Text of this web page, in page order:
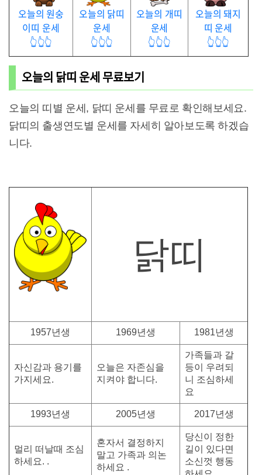
오늘의 원숭
이띠 운세
👆👆👆
오늘의 닭띠
운세
👆👆👆
오늘의 개띠
운세
👆👆👆
오늘의 돼지
띠 운세
👆👆👆
오늘의 닭띠 운세 무료보기
오늘의 띠별 운세, 닭띠 운세를 무료로 확인해보세요.
닭띠의 출생연도별 운세를 자세히 알아보도록 하겠습
니다.
닭띠
1957년생 1969년생 1981년생
자신감과 용기를
가지세요.
오늘은 자존심을
지켜야 합니다.
가족들과 갈
등이 우려되
니 조심하세
요
1993년생 2005년생 2017년생
멀리 떠날때 조심
하세요. .
혼자서 결정하지
말고 가족과 의논
하세요 .
당신이 정한
길이 있다면
소신껏 행동